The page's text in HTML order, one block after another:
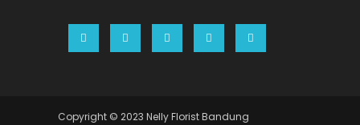
Copyright © 2023 Nelly Florist Bandung